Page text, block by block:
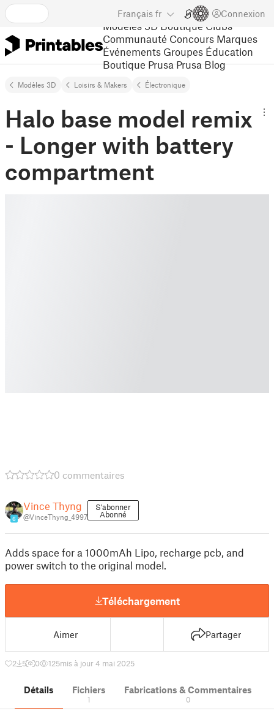
Français fr Connexion
Modèles 3D Boutique Clubs
Communauté Concours Marques
Événements Groupes Éducation
Boutique Prusa Prusa Blog
Modèles 3D Loisirs & Makers Électronique
Halo base model remix
- Longer with battery
compartment
0 commentaires
6
Vince Thyng
@VinceThyng_4997
S'abonner
Abonné
Adds space for a 1000mAh Lipo, recharge pcb, and
power switch to the original model.
Téléchargement
Aimer Partager
2 5 0 125mis à jour 4 mai 2025
Détails Fichiers
1
Fabrications & Commentaires
0